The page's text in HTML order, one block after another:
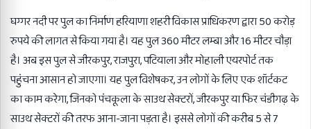
घग्गर नदी पर पुल का निर्माण हरियाणा शहरी विकास प्राधिकरण द्वारा 50 करोड़
रुपये की लागत से किया गया है। यह पुल 360 मीटर लम्बा और 16 मीटर चौड़ा
है। अब इस पुल से जीरकपुर, राजपुरा, पटियाला और मोहाली एयरपोर्ट तक
पहुंचना आसान हो जाएगा। यह पुल विशेषकर, उन लोगों के लिए एक शॉर्टकट
का काम करेगा, जिनको पंचकूला के साउथ सेक्टरों, जीरकपुर या फिर चंडीगढ़ के
साउथ सेक्टरों की तरफ आना-जाना पड़ता है। इससे लोगों की करीब 5 से 7